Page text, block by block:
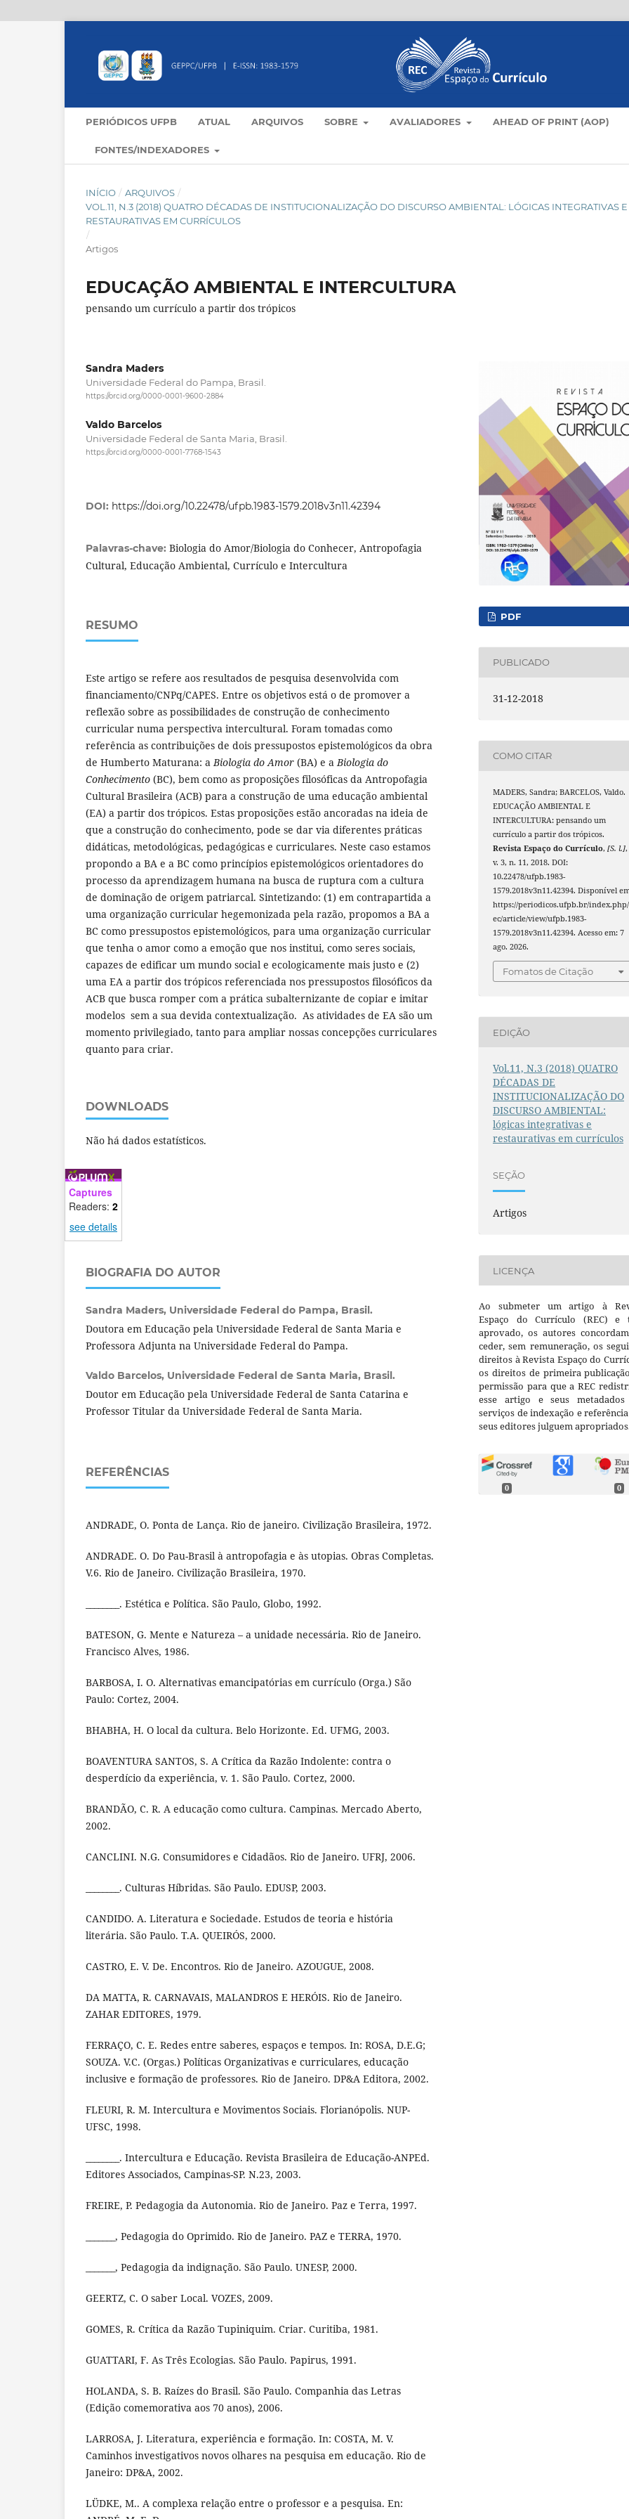
PERIÓDICOS UFPB ATUAL ARQUIVOS SOBRE AVALIADORES AHEAD OF PRINT (AOP)
FONTES/INDEXADORES
INÍCIO / ARQUIVOS /
VOL.11, N.3 (2018) QUATRO DÉCADAS DE INSTITUCIONALIZAÇÃO DO DISCURSO AMBIENTAL: LÓGICAS INTEGRATIVAS E
RESTAURATIVAS EM CURRÍCULOS
/
Artigos
EDUCAÇÃO AMBIENTAL E INTERCULTURA
pensando um currículo a partir dos trópicos
Sandra Maders
Universidade Federal do Pampa, Brasil.
https://orcid.org/0000-0001-9600-2884
Valdo Barcelos
Universidade Federal de Santa Maria, Brasil.
https://orcid.org/0000-0001-7768-1543
DOI: https://doi.org/10.22478/ufpb.1983-1579.2018v3n11.42394
Palavras-chave: Biologia do Amor/Biologia do Conhecer, Antropofagia
Cultural, Educação Ambiental, Currículo e Intercultura
RESUMO
Este artigo se refere aos resultados de pesquisa desenvolvida com
financiamento/CNPq/CAPES. Entre os objetivos está o de promover a
reflexão sobre as possibilidades de construção de conhecimento
curricular numa perspectiva intercultural. Foram tomadas como
referência as contribuições de dois pressupostos epistemológicos da obra
de Humberto Maturana: a Biologia do Amor (BA) e a Biologia do
Conhecimento (BC), bem como as proposições filosóficas da Antropofagia
Cultural Brasileira (ACB) para a construção de uma educação ambiental
(EA) a partir dos trópicos. Estas proposições estão ancoradas na ideia de
que a construção do conhecimento, pode se dar via diferentes práticas
didáticas, metodológicas, pedagógicas e curriculares. Neste caso estamos
propondo a BA e a BC como princípios epistemológicos orientadores do
processo da aprendizagem humana na busca de ruptura com a cultura
de dominação de origem patriarcal. Sintetizando: (1) em contrapartida a
uma organização curricular hegemonizada pela razão, propomos a BA a
BC como pressupostos epistemológicos, para uma organização curricular
que tenha o amor como a emoção que nos institui, como seres sociais,
capazes de edificar um mundo social e ecologicamente mais justo e (2)
uma EA a partir dos trópicos referenciada nos pressupostos filosóficos da
ACB que busca romper com a prática subalternizante de copiar e imitar
modelos sem a sua devida contextualização. As atividades de EA são um
momento privilegiado, tanto para ampliar nossas concepções curriculares
quanto para criar.
DOWNLOADS
Não há dados estatísticos.
Captures
Readers: 2
see details
BIOGRAFIA DO AUTOR
Sandra Maders, Universidade Federal do Pampa, Brasil.
Doutora em Educação pela Universidade Federal de Santa Maria e
Professora Adjunta na Universidade Federal do Pampa.
Valdo Barcelos, Universidade Federal de Santa Maria, Brasil.
Doutor em Educação pela Universidade Federal de Santa Catarina e
Professor Titular da Universidade Federal de Santa Maria.
REFERÊNCIAS
ANDRADE, O. Ponta de Lança. Rio de janeiro. Civilização Brasileira, 1972.
ANDRADE. O. Do Pau-Brasil à antropofagia e às utopias. Obras Completas.
V.6. Rio de Janeiro. Civilização Brasileira, 1970.
________. Estética e Política. São Paulo, Globo, 1992.
BATESON, G. Mente e Natureza – a unidade necessária. Rio de Janeiro.
Francisco Alves, 1986.
BARBOSA, I. O. Alternativas emancipatórias em currículo (Orga.) São
Paulo: Cortez, 2004.
BHABHA, H. O local da cultura. Belo Horizonte. Ed. UFMG, 2003.
BOAVENTURA SANTOS, S. A Crítica da Razão Indolente: contra o
desperdício da experiência, v. 1. São Paulo. Cortez, 2000.
BRANDÃO, C. R. A educação como cultura. Campinas. Mercado Aberto,
2002.
CANCLINI. N.G. Consumidores e Cidadãos. Rio de Janeiro. UFRJ, 2006.
________. Culturas Híbridas. São Paulo. EDUSP, 2003.
CANDIDO. A. Literatura e Sociedade. Estudos de teoria e história
literária. São Paulo. T.A. QUEIRÓS, 2000.
CASTRO, E. V. De. Encontros. Rio de Janeiro. AZOUGUE, 2008.
DA MATTA, R. CARNAVAIS, MALANDROS E HERÓIS. Rio de Janeiro.
ZAHAR EDITORES, 1979.
FERRAÇO, C. E. Redes entre saberes, espaços e tempos. In: ROSA, D.E.G;
SOUZA. V.C. (Orgas.) Políticas Organizativas e curriculares, educação
inclusive e formação de professores. Rio de Janeiro. DP&A Editora, 2002.
FLEURI, R. M. Intercultura e Movimentos Sociais. Florianópolis. NUP-
UFSC, 1998.
________. Intercultura e Educação. Revista Brasileira de Educação-ANPEd.
Editores Associados, Campinas-SP. N.23, 2003.
FREIRE, P. Pedagogia da Autonomia. Rio de Janeiro. Paz e Terra, 1997.
_______, Pedagogia do Oprimido. Rio de Janeiro. PAZ e TERRA, 1970.
_______, Pedagogia da indignação. São Paulo. UNESP, 2000.
GEERTZ, C. O saber Local. VOZES, 2009.
GOMES, R. Crítica da Razão Tupiniquim. Criar. Curitiba, 1981.
GUATTARI, F. As Três Ecologias. São Paulo. Papirus, 1991.
HOLANDA, S. B. Raízes do Brasil. São Paulo. Companhia das Letras
(Edição comemorativa aos 70 anos), 2006.
LARROSA, J. Literatura, experiência e formação. In: COSTA, M. V.
Caminhos investigativos novos olhares na pesquisa em educação. Rio de
Janeiro: DP&A, 2002.
LÜDKE, M.. A complexa relação entre o professor e a pesquisa. En:
PDF
PUBLICADO
31-12-2018
COMO CITAR
MADERS, Sandra; BARCELOS, Valdo.
EDUCAÇÃO AMBIENTAL E
INTERCULTURA: pensando um
currículo a partir dos trópicos.
Revista Espaço do Currículo,[S. l.],
v. 3, n. 11, 2018. DOI:
10.22478/ufpb.1983-
1579.2018v3n11.42394. Disponível
https://periodicos.ufpb.br/
ec/article/view/ufpb.1983-
1579.2018v3n11.42394. Acesso em: 7
ago. 2026.
Fomatos de Citação
EDIÇÃO
Vol.11, N.3 (2018) QUATRO
DÉCADAS DE
INSTITUCIONALIZAÇÃO DO
DISCURSO AMBIENTAL:
lógicas integrativas e
restaurativas em currículos
SEÇÃO
Artigos
LICENÇA
Ao submeter um artigo à
Espaço do Currículo (REC) e
aprovado, os autores
ceder, sem remuneração, os
direitos à Revista Espaço do
os direitos de primeira
permissão para que a REC
esse artigo e seus metadados
serviços de indexação e
seus editores julguem
0 0